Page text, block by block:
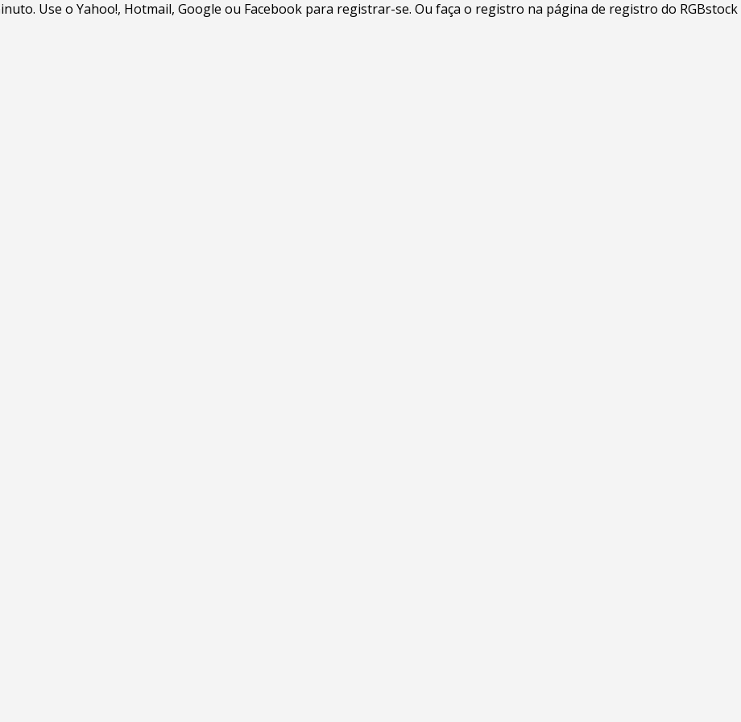
Use o Yahoo!, Hotmail, Google ou Facebook para registrar-se. Ou faça o registro na página de registro do RGBstock